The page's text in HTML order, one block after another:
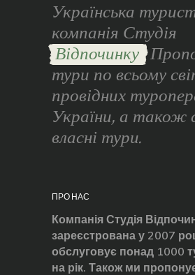
Українська
компанія Студія
Відпочинку
тури по всьому
провідних
України, а також
власні тури.
ПРО НАС
Компанія Студія
зареєстрована у 2007
обслуговує понад 1000
на рік. Також ми